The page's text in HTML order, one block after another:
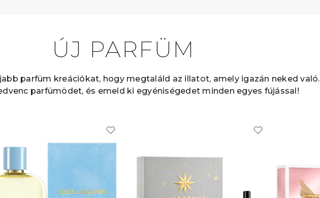
ÚJ PARFÜM
parfüm kreációkat, hogy megtaláld az illatot, amely igazán neked való.
parfümödet, és emeld ki egyéniségedet minden egyes fújással!